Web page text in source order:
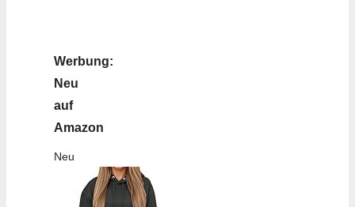
Werbung:
Neu
auf
Amazon
Neu